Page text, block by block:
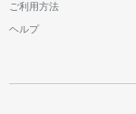
ご利用方法
ヘルプ